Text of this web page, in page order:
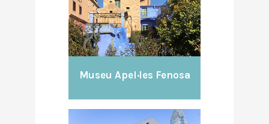
Museu Apel·les Fenosa